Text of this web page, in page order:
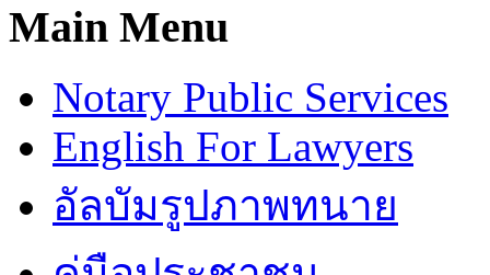
Main Menu
Notary Public Services
English For Lawyers
อัลบัมรูปภาพทนาย